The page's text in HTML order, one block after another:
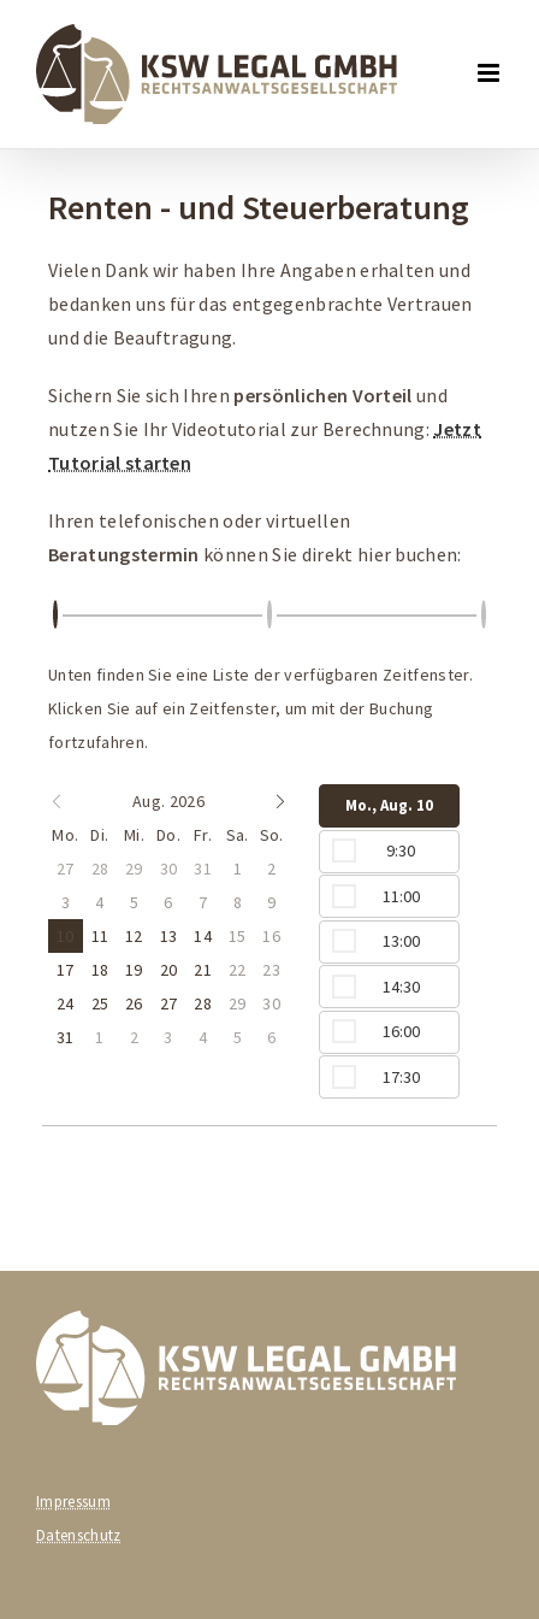
Renten - und Steuerberatung
Vielen Dank wir haben Ihre Angaben erhalten und
bedanken uns für das entgegenbrachte Vertrauen
und die Beauftragung.
Sichern Sie sich Ihren persönlichen Vorteil und
nutzen Sie Ihr Videotutorial zur Berechnung:Jetzt
Tutorial starten
Ihren telefonischen oder virtuellen
Beratungstermin können Sie direkt hier buchen:
Unten finden Sie eine Liste der verfügbaren Zeitfenster.
Klicken Sie auf ein Zeitfenster, um mit der Buchung
fortzufahren.
Aug. 2026
Mo.
Di. Mi. Do. Fr. Sa.
So.
27
28 29 30 31 1
2
3
4 5 6 7 8
9
11 12 13 14 15
16
17
18 19 20 21 22
23
24
25 26 27 28 29
30
31
1 2 3 4 5 6
Mo., Aug. 10
9:30
11:00
13:00
14:30
16:00
17:30
Impressum
Datenschutz